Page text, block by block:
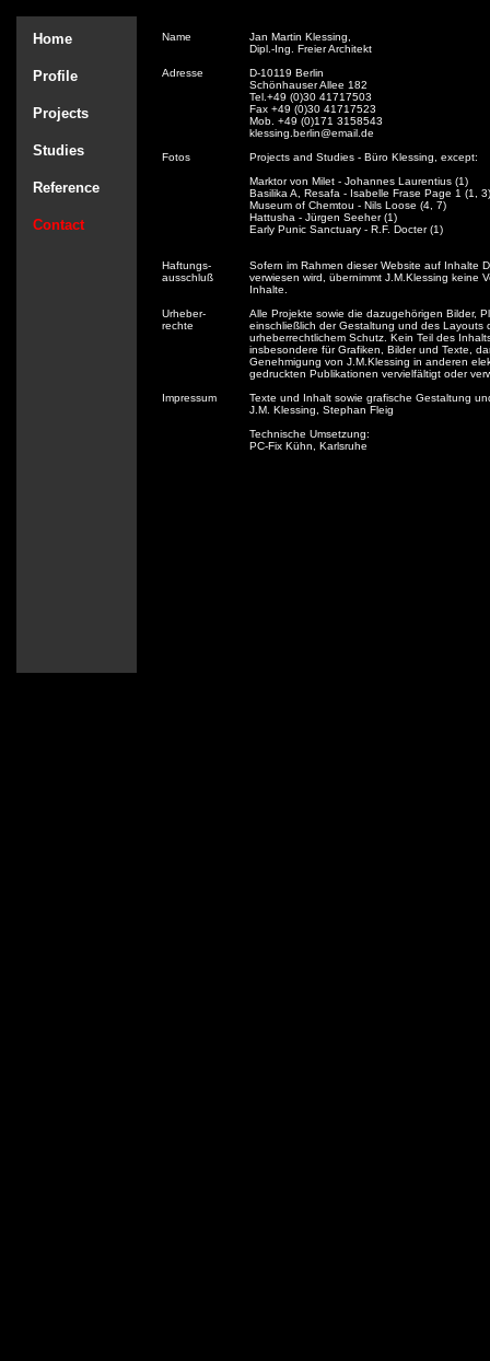
Home
Profile
Projects
Studies
Reference
Contact
Name
Adresse
Fotos
Haftungs-
ausschluß
Urheber-
rechte
Impressum
Jan Martin Klessing,
Dipl.-Ing. Freier Architekt
D-10119 Berlin
Schönhauser Allee 182
Tel.+49 (0)30 41717503
Fax +49 (0)30 41717523
Mob. +49 (0)171 3158543
klessing.berlin@email.de
Projects and Studies - Büro Klessing, except:
Marktor von Milet - Johannes Laurentius (1)
Basilika A, Resafa - Isabelle Frase Page 1 (1,
Museum of Chemtou - Nils Loose (4, 7)
Hattusha - Jürgen Seeher (1)
Early Punic Sanctuary - R.F. Docter (1)
Sofern im Rahmen dieser Website auf Inhalte
verwiesen wird, übernimmt J.M.Klessing keine
Inhalte.
Alle Projekte sowie die dazugehörigen Bilder,
einschließlich der Gestaltung und des Layouts
urheberrechtlichem Schutz. Kein Teil des
insbesondere für Grafiken, Bilder und Texte,
Genehmigung von J.M.Klessing in anderen
gedruckten Publikationen vervielfältigt oder
Texte und Inhalt sowie grafische Gestaltung
J.M. Klessing, Stephan Fleig
Technische Umsetzung:
PC-Fix Kühn, Karlsruhe